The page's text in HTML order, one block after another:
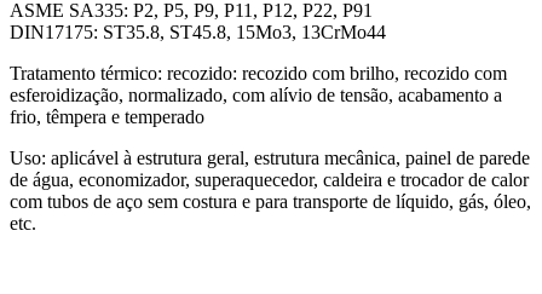
ASME SA335: P2, P5, P9, P11, P12, P22, P91
DIN17175: ST35.8, ST45.8, 15Mo3, 13CrMo44
Tratamento térmico: recozido: recozido com brilho, recozido com
esferoidização, normalizado, com alívio de tensão, acabamento a
frio, têmpera e temperado
Uso: aplicável à estrutura geral, estrutura mecânica, painel de parede
de água, economizador, superaquecedor, caldeira e trocador de calor
com tubos de aço sem costura e para transporte de líquido, gás, óleo,
etc.